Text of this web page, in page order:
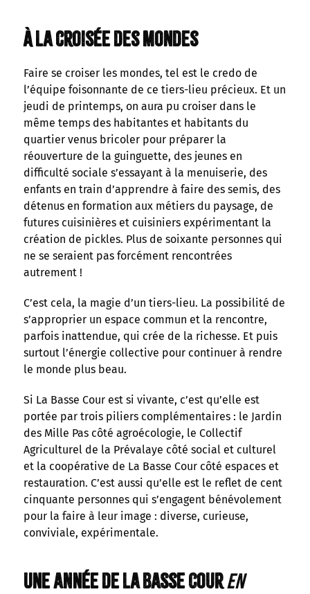
À la croisée des mondes
Faire se croiser les mondes, tel est le credo de
l’équipe foisonnante de ce tiers-lieu précieux. Et un
jeudi de printemps, on aura pu croiser dans le
même temps des habitantes et habitants du
quartier venus bricoler pour préparer la
réouverture de la guinguette, des jeunes en
difficulté sociale s’essayant à la menuiserie, des
enfants en train d’apprendre à faire des semis, des
détenus en formation aux métiers du paysage, de
futures cuisinières et cuisiniers expérimentant la
création de pickles. Plus de soixante personnes qui
ne se seraient pas forcément rencontrées
autrement !
C’est cela, la magie d’un tiers-lieu. La possibilité de
s’approprier un espace commun et la rencontre,
parfois inattendue, qui crée de la richesse. Et puis
surtout l’énergie collective pour continuer à rendre
le monde plus beau.
Si La Basse Cour est si vivante, c’est qu’elle est
portée par trois piliers complémentaires : le Jardin
des Mille Pas côté agroécologie, le Collectif
Agriculturel de la Prévalaye côté social et culturel
et la coopérative de La Basse Cour côté espaces et
restauration. C’est aussi qu’elle est le reflet de cent
cinquante personnes qui s’engagent bénévolement
pour la faire à leur image : diverse, curieuse,
conviviale, expérimentale.
Une année de La Basse Couren